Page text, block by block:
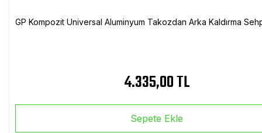
GP Kompozit Universal Aluminyum Takozdan Arka Kaldırma
4.335,00 TL
Sepete Ekle